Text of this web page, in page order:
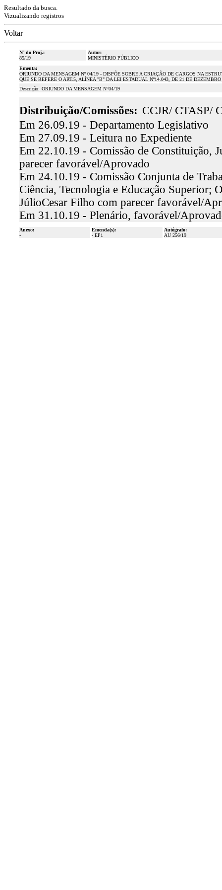
Resultado da busca.
Vizualizando registros
Voltar
Nº do Proj.:
85/19
Autor:
MINISTÉRIO PÚBLICO
Ementa:
ORIUNDO DA MENSAGEM Nº 04/19 - DISPÕE SOBRE A CRIAÇÃO DE CARGOS NA
QUE SE REFERE O ART.5, ALÍNEA "B" DA LEI ESTADUAL Nº14.043, DE 21 DE
Descrição: ORIUNDO DA MENSAGEM N°04/19
Distribuição/Comissões: CCJR/ CTASP/
Em 26.09.19 - Departamento Legislativo
Em 27.09.19 - Leitura no Expediente
Em 22.10.19 - Comissão de Constituição,
parecer favorável/Aprovado
Em 24.10.19 - Comissão Conjunta de
Ciência, Tecnologia e Educação Superior;
JúlioCesar Filho com parecer favorável/
Em 31.10.19 - Plenário, favorável/
Anexo:
-
Emenda(s):
- EP1
Autógrafo:
AU 256/19